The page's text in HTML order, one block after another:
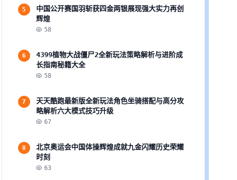
5
中国公开赛国羽斩获四金两银展现强大实力再创
辉煌
58
6
4399植物大战僵尸2全新玩法策略解析与进阶成
长指南秘籍大全
58
7
天天酷跑最新版全新玩法角色坐骑搭配与高分攻
略解析六大模式技巧升级
67
8
北京奥运会中国体操辉煌成就九金闪耀历史荣耀
时刻
63